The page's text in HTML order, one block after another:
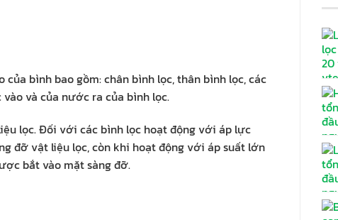
bình bao gồm: chân bình lọc, thân bình lọc, các
và của nước ra của bình lọc.
lọc. Đối với các bình lọc hoạt động với áp lực
đỡ vật liệu lọc, còn khi hoạt động với áp suất lớn
bắt vào mặt sàng đỡ.